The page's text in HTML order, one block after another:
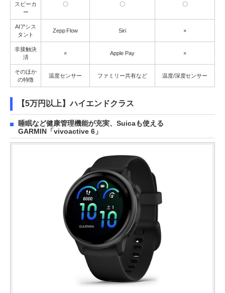
スピーカ
ー
〇 〇 〇
AIアシス
タント
Zepp Flow Siri ×
非接触決
済
× Apple Pay ×
そのほか
の特徴
温度センサー ファミリー共有など 温度/深度センサー
【5万円以上】ハイエンドクラス
睡眠など健康管理機能が充実、Suicaも使える
GARMIN「vivoactive 6」